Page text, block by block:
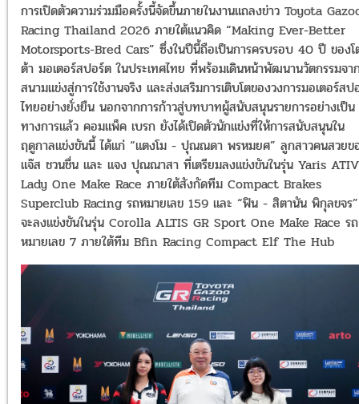
การเปิดตัวความร่วมมือครั้งนี้จัดขึ้นภายในงานแถลงข่าว Toyota
Racing Thailand 2026 ภายใต้แนวคิด “Making Ever-Better
Motorsports-Bred Cars” ซึ่งในปีนี้ถือเป็นการครบรอบ 40 ปี ของโ
ต้า มอเตอร์สปอร์ต ในประเทศไทย ที่พร้อมเดินหน้าพัฒนานวัตกรรมจา
สนามแข่งสู่การใช้งานจริง และส่งเสริมการเติบโตของวงการมอเตอร์สป
ไทยอย่างยั่งยืน นอกจากการก้าวสู่บทบาทผู้สนับสนุนรายการอย่างเป็น
ทางการแล้ว คอมแพ็ค เบรก ยังได้เปิดตัวนักแข่งที่ให้การสนับสนุนใน
ฤดูกาลแข่งขันนี้ ได้แก่ “แตงโม - ปุณณดา พรหมยศ” ลูกสาวคนสวยข
แจ๊ส ชวนชื่น และ แจง ปุณณาสา ที่เตรียมลงแข่งขันในรุ่น Yaris ATIV
Lady One Make Race ภายใต้สังกัดทีม Compact Brakes
Superclub Racing รถหมายเลข 159 และ “ฟิน - สิตานัน พิกุลขจร
จะลงแข่งขันในรุ่น Corolla ALTIS GR Sport One Make Race รถ
หมายเลข 7 ภายใต้ทีม Bfin Racing Compact Elf The Hub